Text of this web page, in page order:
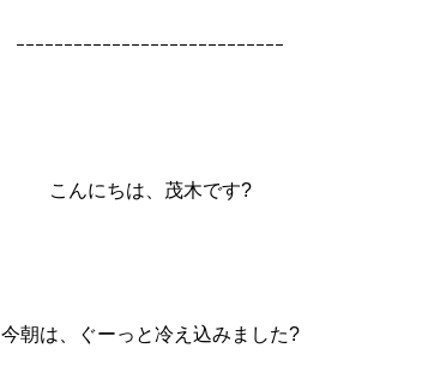
ｰｰｰｰｰｰｰｰｰｰｰｰｰｰｰｰｰｰｰｰｰｰｰｰｰｰｰｰ
こんにちは、茂木です?
今朝は、ぐーっと冷え込みました?